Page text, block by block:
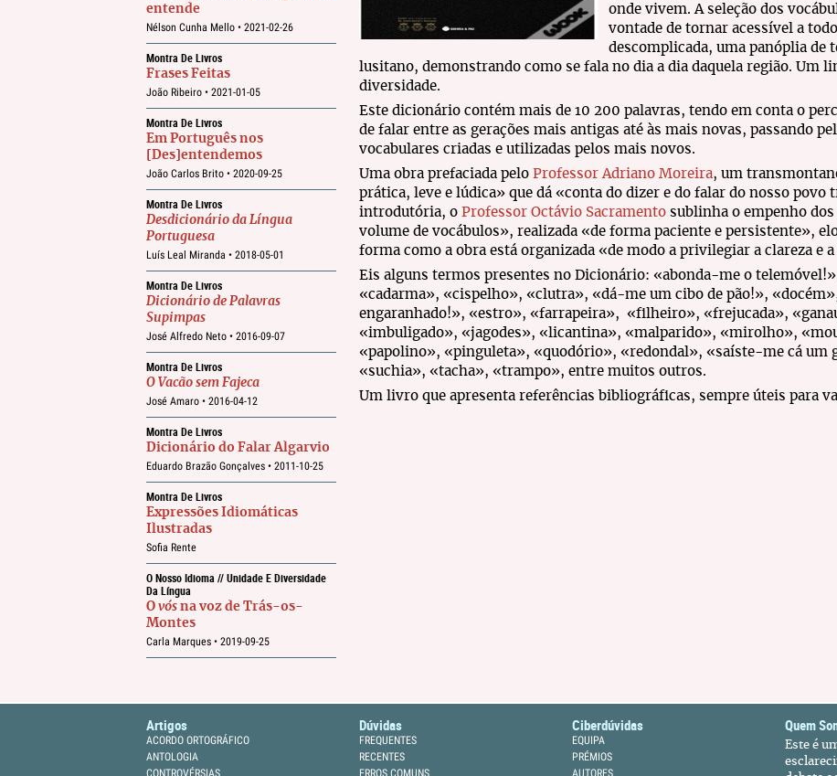
entende
Nélson Cunha Mello • 2021-02-26
Montra De Livros
Frases Feitas
João Ribeiro • 2021-01-05
Montra De Livros
Em Português nos
[Des]entendemos
João Carlos Brito • 2020-09-25
Montra De Livros
Desdicionário da Língua
Portuguesa
Luís Leal Miranda • 2018-05-01
Montra De Livros
Dicionário de Palavras
Supimpas
José Alfredo Neto • 2016-09-07
Montra De Livros
O Vacão sem Fajeca
José Amaro • 2016-04-12
Montra De Livros
Dicionário do Falar Algarvio
Eduardo Brazão Gonçalves • 2011-10-25
Montra De Livros
Expressões Idiomáticas
Ilustradas
Sofia Rente
O Nosso Idioma // Unidade E Diversidade
Da Língua
O vós na voz de Trás-os-
Montes
Carla Marques • 2019-09-25
onde vivem. A seleção dos
vontade de tornar acessível a
descomplicada, uma panóplia de
lusitano, demonstrando como se fala no dia a dia daquela região. Um
diversidade.
Este dicionário contém mais de 10 200 palavras, tendo em conta o
de falar entre as gerações mais antigas até às mais novas, passando
vocabulares criadas e utilizadas pelos mais novos.
Uma obra prefaciada pelo Professor Adriano Moreira, um
prática, leve e lúdica» que dá «conta do dizer e do falar do nosso povo
introdutória, o Professor Octávio Sacramento sublinha o empenho
volume de vocábulos», realizada «de forma paciente e persistente»,
forma como a obra está organizada «de modo a privilegiar a clareza e
Eis alguns termos presentes no Dicionário: «abonda-me o
«cadarma», «cispelho», «clutra», «dá-me um cibo de pão!»,
engaranhado!», «estro», «farrapeira», «filheiro», «frejucada»,
«imbuligado», «jagodes», «licantina», «malparido», «mirolho»,
«papolino», «pinguleta», «quodório», «redondal», «saíste-me cá
«suchia», «tacha», «trampo», entre muitos outros.
Um livro que apresenta referências bibliográficas, sempre úteis para
Artigos
ACORDO ORTOGRÁFICO
ANTOLOGIA
CONTROVÉRSIAS
Dúvidas
FREQUENTES
RECENTES
ERROS COMUNS
Ciberdúvidas
EQUIPA
PRÉMIOS
AUTORES
Quem
Este é